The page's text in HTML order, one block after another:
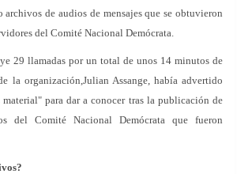
de audios de mensajes que se obtuvieron
del Comité Nacional Demócrata.
29 llamadas por un total de unos 14 minutos de
la organización,Julian Assange, había advertido
para dar a conocer tras la publicación de
del Comité Nacional Demócrata que fueron